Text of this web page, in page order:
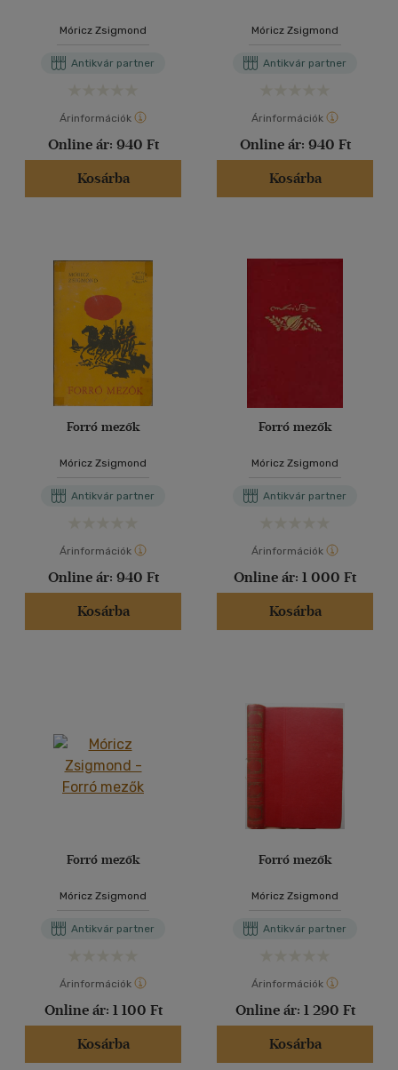
Móricz Zsigmond
Antikvár partner
Árinformációk
Online ár: 940 Ft
Kosárba
Móricz Zsigmond
Antikvár partner
Árinformációk
Online ár: 940 Ft
Kosárba
Forró mezők
Móricz Zsigmond
Antikvár partner
Árinformációk
Online ár: 940 Ft
Kosárba
Forró mezők
Móricz Zsigmond
Antikvár partner
Árinformációk
Online ár: 1 000 Ft
Kosárba
Forró mezők
Móricz Zsigmond
Antikvár partner
Árinformációk
Online ár: 1 100 Ft
Kosárba
Forró mezők
Móricz Zsigmond
Antikvár partner
Árinformációk
Online ár: 1 290 Ft
Kosárba